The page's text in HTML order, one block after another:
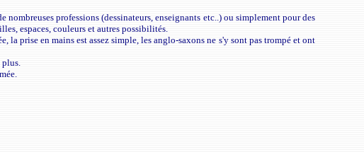
professions (dessinateurs, enseignants etc..) ou simplement pour des
espaces, couleurs et autres possibilités.
prise en mains est assez simple, les anglo-saxons ne s'y sont pas trompé et ont
plus.